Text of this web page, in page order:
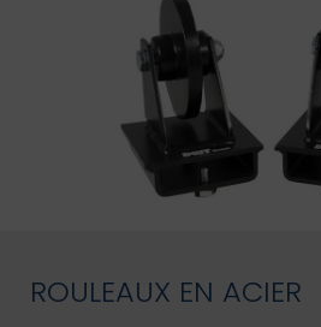
ROULEAUX EN ACIER